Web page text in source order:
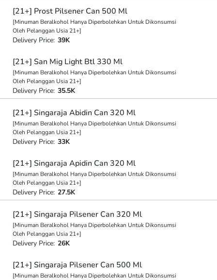
[21+] Prost Pilsener Can 500 Ml
[Minuman Beralkohol Hanya Diperbolehkan Untuk Dikonsumsi
Oleh Pelanggan Usia 21+]
Delivery Price: 39K
[21+] San Mig Light Btl 330 Ml
[Minuman Beralkohol Hanya Diperbolehkan Untuk Dikonsumsi
Oleh Pelanggan Usia 21+]
Delivery Price: 35.5K
[21+] Singaraja Abidin Can 320 Ml
[Minuman Beralkohol Hanya Diperbolehkan Untuk Dikonsumsi
Oleh Pelanggan Usia 21+]
Delivery Price: 33K
[21+] Singaraja Apidin Can 320 Ml
[Minuman Beralkohol Hanya Diperbolehkan Untuk Dikonsumsi
Oleh Pelanggan Usia 21+]
Delivery Price: 27.5K
[21+] Singaraja Pilsener Can 320 Ml
[Minuman Beralkohol Hanya Diperbolehkan Untuk Dikonsumsi
Oleh Pelanggan Usia 21+]
Delivery Price: 26K
[21+] Singaraja Pilsener Can 500 Ml
[Minuman Beralkohol Hanya Diperbolehkan Untuk Dikonsumsi